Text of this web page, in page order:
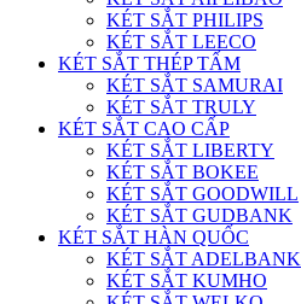
KÉT SẮT PHILIPS
KÉT SẮT LEECO
KÉT SẮT THÉP TẤM
KÉT SẮT SAMURAI
KÉT SẮT TRULY
KÉT SẮT CAO CẤP
KÉT SẮT LIBERTY
KÉT SẮT BOKEE
KÉT SẮT GOODWILL
KÉT SẮT GUDBANK
KÉT SẮT HÀN QUỐC
KÉT SẮT ADELBANK
KÉT SẮT KUMHO